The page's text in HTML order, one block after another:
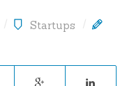
Startups